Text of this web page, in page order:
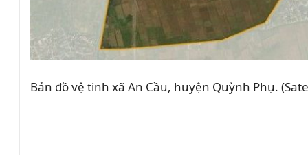
Bản đồ vệ tinh xã An Cầu, huyện Quỳnh Phụ.